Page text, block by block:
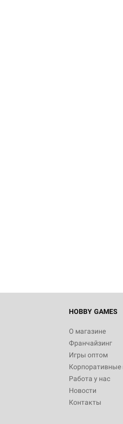
HOBBY GAMES
О магазине
Франчайзинг
Игры оптом
Корпоративные
Работа у нас
Новости
Контакты
Настольная
"Мир
империи:
799
Настольная
империи.
Рубеж
12 990